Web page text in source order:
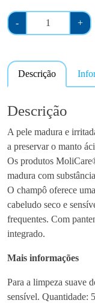
-
Q
u
n
i
d
a
d
e
d
e
M
o
l
i
a
r
e
+
Descrição
Descrição
A pele madura e
a preservar o manto
Os produtos
madura com
O champô oferece
cabeludo seco e
frequentes. Com
integrado.
Mais informações
Para a limpeza suave
sensível. Quantidade: